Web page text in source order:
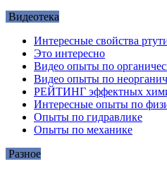
Видеотека
Интересные свойства
Это интересно
Видео опыты по
Видео опыты по
РЕЙТИНГ эффектных
Интересные опыты по
Опыты по гидравлике
Опыты по механике
Разное